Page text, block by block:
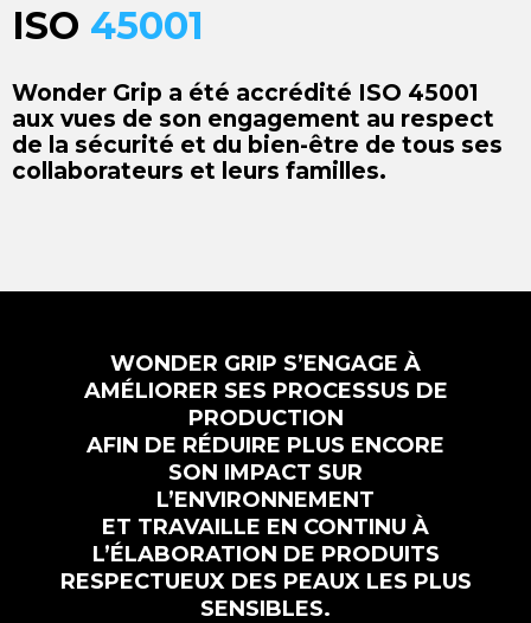
ISO 45001
Wonder Grip a été accrédité ISO 45001
aux vues de son engagement au respect
de la sécurité et du bien-être de tous ses
collaborateurs et leurs familles.
WONDER GRIP S’ENGAGE À
AMÉLIORER SES PROCESSUS DE
PRODUCTION
AFIN DE RÉDUIRE PLUS ENCORE
SON IMPACT SUR
L’ENVIRONNEMENT
ET TRAVAILLE EN CONTINU À
L’ÉLABORATION DE PRODUITS
RESPECTUEUX DES PEAUX LES PLUS
SENSIBLES.